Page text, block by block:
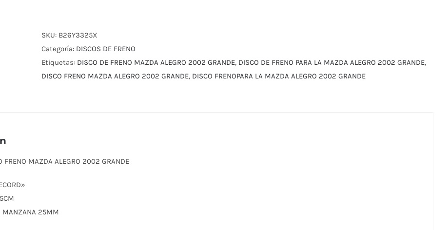
ALEGRO
2002
GRANDE
cantidad
SKU: B26Y3325X
Categoría: DISCOS DE FRENO
Etiquetas: DISCO DE FRENO MAZDA ALEGRO 2002 GRANDE, DISCO DE FRENO PARA LA MAZDA ALEGRO 2002 GRANDE,
DISCO FRENO MAZDA ALEGRO 2002 GRANDE, DISCO FRENOPARA LA MAZDA ALEGRO 2002 GRANDE
FRENO MAZDA ALEGRO 2002 GRANDE
MANZANA 25MM